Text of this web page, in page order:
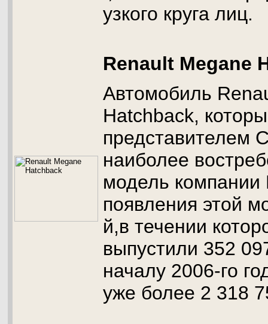
узкого круга лиц.
Renault Megane
Автомобиль
Hatchback,
представителем
наиболее
модель компании
появления этой
й,в течении
выпустили 352
началу 2006-го
уже более 2 318